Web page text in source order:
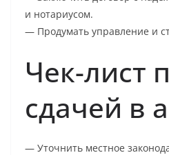
и нотариусом.
— Продумать управление и
Чек-лист
сдачей в
— Уточнить местное